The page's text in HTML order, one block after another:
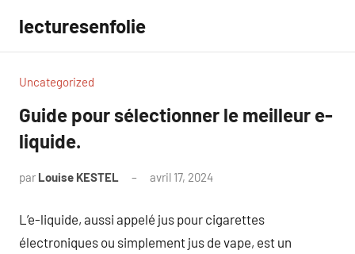
contenu
lecturesenfolie
Uncategorized
Guide pour sélectionner le meilleur e-
liquide.
par Louise KESTEL avril 17, 2024
L’e-liquide, aussi appelé jus pour cigarettes
électroniques ou simplement jus de vape, est un